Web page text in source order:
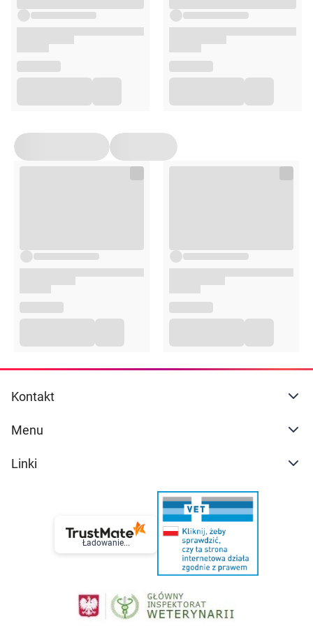
Kontakt
Menu
Linki
Ładowanie...